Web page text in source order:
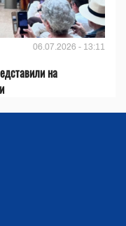
06.07.2026 - 13:11
на